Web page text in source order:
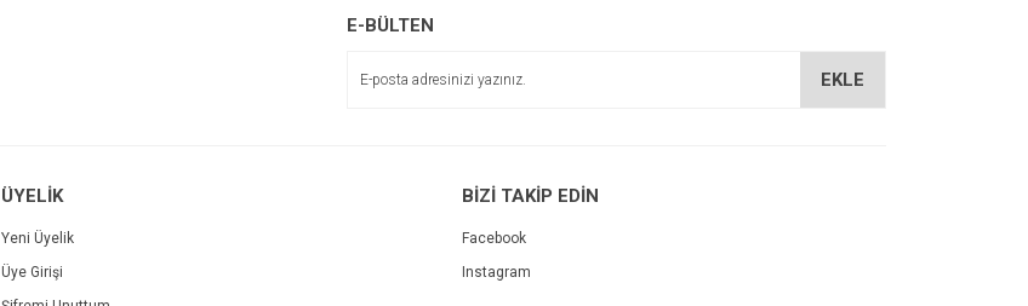
E-BÜLTEN
EKLE
ÜYELİK
Yeni Üyelik
Üye Girişi
BİZİ TAKİP EDİN
Facebook
Instagram